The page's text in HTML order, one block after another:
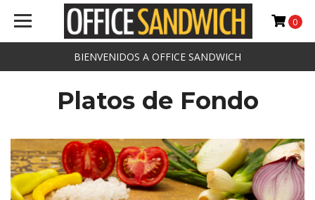
BIENVENIDOS A OFFICE SANDWICH
0
Platos de Fondo